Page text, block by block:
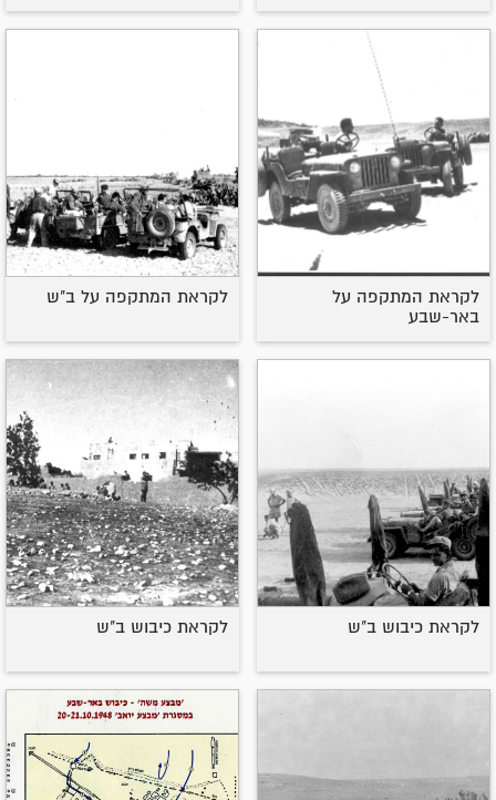
לקראת המתקפה על
באר-שבע
לקראת המתקפה על ב"ש
לקראת כיבוש ב"ש לקראת כיבוש ב"ש